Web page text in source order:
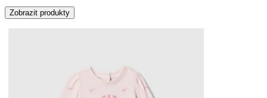
Zobrazit produkty